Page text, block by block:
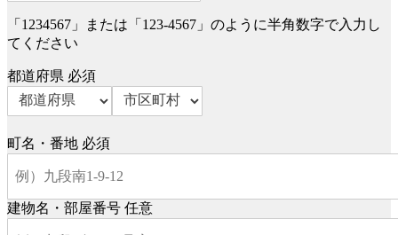
「1234567」または「123-4567」のように半角数字で入力し
てください
都道府県 必須
町名・番地 必須
建物名・部屋番号 任意